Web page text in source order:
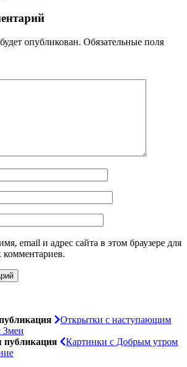
опубликован. Обязательные поля
email и адрес сайта в этом браузере для
Открытки с наступающим
Картинки с Добрым утром